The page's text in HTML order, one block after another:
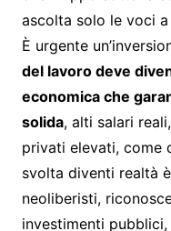
ascolta solo le voci
È urgente
del lavoro deve
economica che
solida, alti salari
privati elevati, come
svolta diventi realtà
neoliberisti,
investimenti